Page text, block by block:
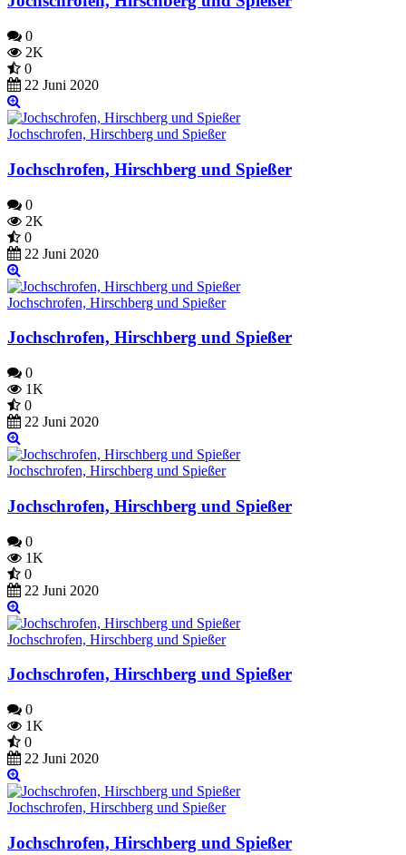
0
2K
0
22 Juni 2020
Jochschrofen, Hirschberg und Spießer
Jochschrofen, Hirschberg und Spießer
0
2K
0
22 Juni 2020
Jochschrofen, Hirschberg und Spießer
Jochschrofen, Hirschberg und Spießer
0
1K
0
22 Juni 2020
Jochschrofen, Hirschberg und Spießer
Jochschrofen, Hirschberg und Spießer
0
1K
0
22 Juni 2020
Jochschrofen, Hirschberg und Spießer
Jochschrofen, Hirschberg und Spießer
0
1K
0
22 Juni 2020
Jochschrofen, Hirschberg und Spießer
Jochschrofen, Hirschberg und Spießer